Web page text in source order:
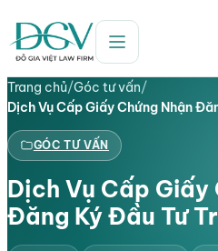
Trang chủ/Góc tư vấn/
Dịch Vụ Cấp Giấy Chứng Nhận
GÓC TƯ VẤN
Dịch Vụ Cấp Giấy
Đăng Ký Đầu Tư